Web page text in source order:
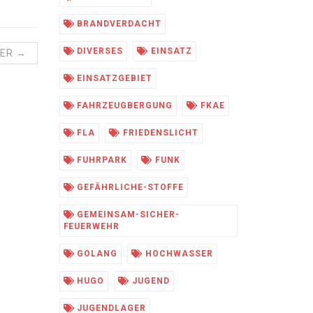
→
BRANDVERDACHT
DIVERSES EINSATZ
EINSATZGEBIET
FAHRZEUGBERGUNG FKAE
FLA FRIEDENSLICHT
FUHRPARK FUNK
GEFÄHRLICHE-STOFFE
GEMEINSAM-SICHER-
FEUERWEHR
GOLANG HOCHWASSER
HUGO JUGEND
JUGENDLAGER